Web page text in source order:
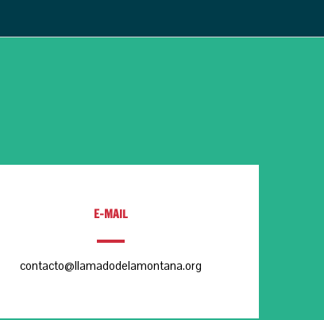
E-MAIL
contacto@llamadodelamontana.org